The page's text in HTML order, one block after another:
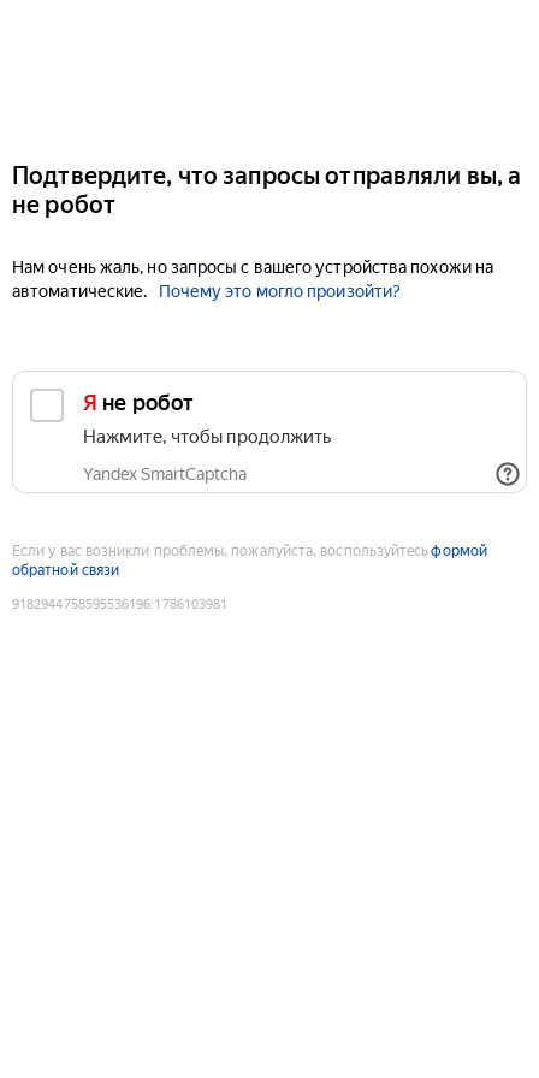
Подтвердите, что запросы отправляли вы, а
не робот
Нам очень жаль, но запросы с вашего устройства похожи на
автоматические.
Почему это могло произойти?
Я не робот
Нажмите, чтобы продолжить
Yandex SmartCaptcha
Если у вас возникли проблемы, пожалуйста, воспользуйтесьформой
обратной связи
9182944758595536196:1786103981